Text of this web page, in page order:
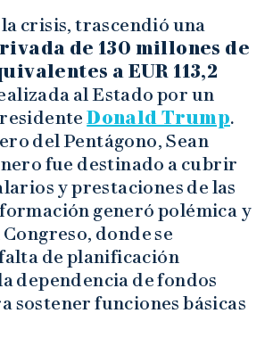
crisis, trascendió una
de 130 millones de
a EUR 113,2
al Estado por un
Donald Trump.
del Pentágono, Sean
fue destinado a cubrir
y prestaciones de las
generó polémica y
donde se
de planificación
dependencia de fondos
sostener funciones básicas